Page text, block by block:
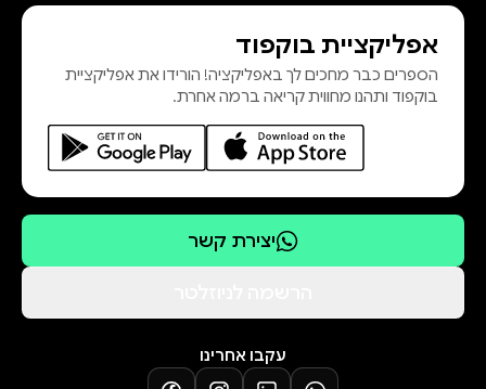
אפליקציית בוקפוד
הספרים כבר מחכים לך באפליקציה! הורידו את אפליקציית
בוקפוד ותהנו מחווית קריאה ברמה אחרת.
יצירת קשר
עקבו אחרינו